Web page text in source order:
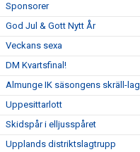
Sponsorer
God Jul & Gott Nytt År
Veckans sexa
DM Kvartsfinal!
Almunge IK säsongens skräll-lag
Uppesittarlott
Skidspår i elljusspåret
Upplands distriktslagtrupp